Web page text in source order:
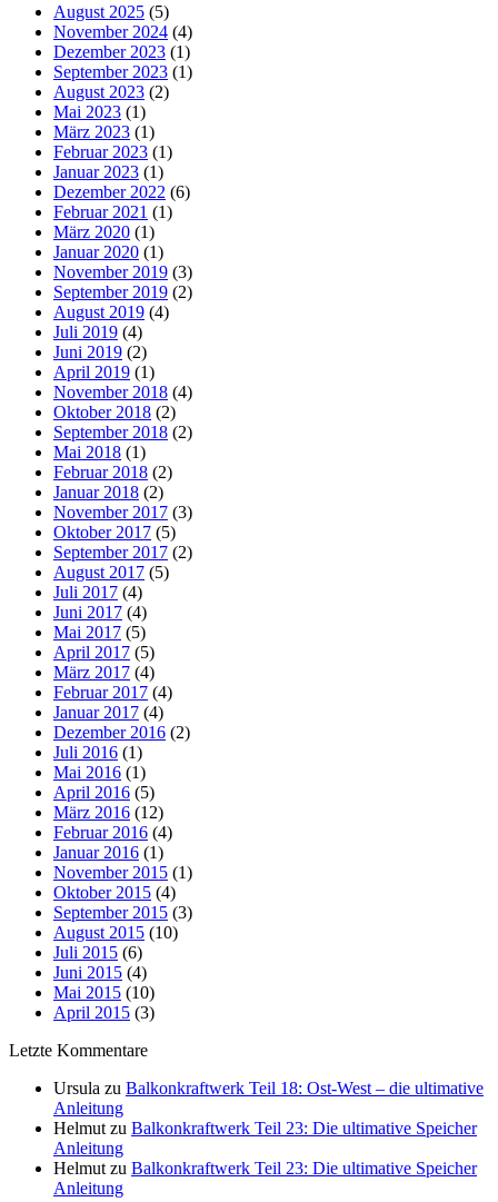
August 2025 (5)
November 2024 (4)
Dezember 2023 (1)
September 2023 (1)
August 2023 (2)
Mai 2023 (1)
März 2023 (1)
Februar 2023 (1)
Januar 2023 (1)
Dezember 2022 (6)
Februar 2021 (1)
März 2020 (1)
Januar 2020 (1)
November 2019 (3)
September 2019 (2)
August 2019 (4)
Juli 2019 (4)
Juni 2019 (2)
April 2019 (1)
November 2018 (4)
Oktober 2018 (2)
September 2018 (2)
Mai 2018 (1)
Februar 2018 (2)
Januar 2018 (2)
November 2017 (3)
Oktober 2017 (5)
September 2017 (2)
August 2017 (5)
Juli 2017 (4)
Juni 2017 (4)
Mai 2017 (5)
April 2017 (5)
März 2017 (4)
Februar 2017 (4)
Januar 2017 (4)
Dezember 2016 (2)
Juli 2016 (1)
Mai 2016 (1)
April 2016 (5)
März 2016 (12)
Februar 2016 (4)
Januar 2016 (1)
November 2015 (1)
Oktober 2015 (4)
September 2015 (3)
August 2015 (10)
Juli 2015 (6)
Juni 2015 (4)
Mai 2015 (10)
April 2015 (3)
Letzte Kommentare
Ursula zu Balkonkraftwerk Teil 18: Ost-West – die ultimative
Anleitung
Helmut zu Balkonkraftwerk Teil 23: Die ultimative Speicher
Anleitung
Helmut zu Balkonkraftwerk Teil 23: Die ultimative Speicher
Anleitung